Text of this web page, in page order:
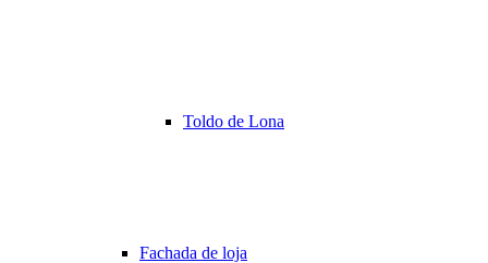
Toldo de Lona
Fachada de loja